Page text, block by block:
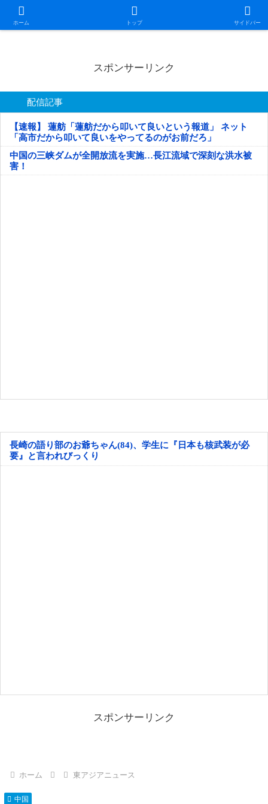
ホーム トップ サイドバー
日本第一！ニュース録
スポンサーリンク
配信記事
【速報】 蓮舫「蓮舫だから叩いて良いという報道」 ネット
「高市だから叩いて良いをやってるのがお前だろ」
中国の三峡ダムが全開放流を実施…長江流域で深刻な洪水被
害！
長崎の語り部のお爺ちゃん(84)、学生に『日本も核武装が必
要』と言われびっくり
スポンサーリンク
ホーム 東アジアニュース
中国